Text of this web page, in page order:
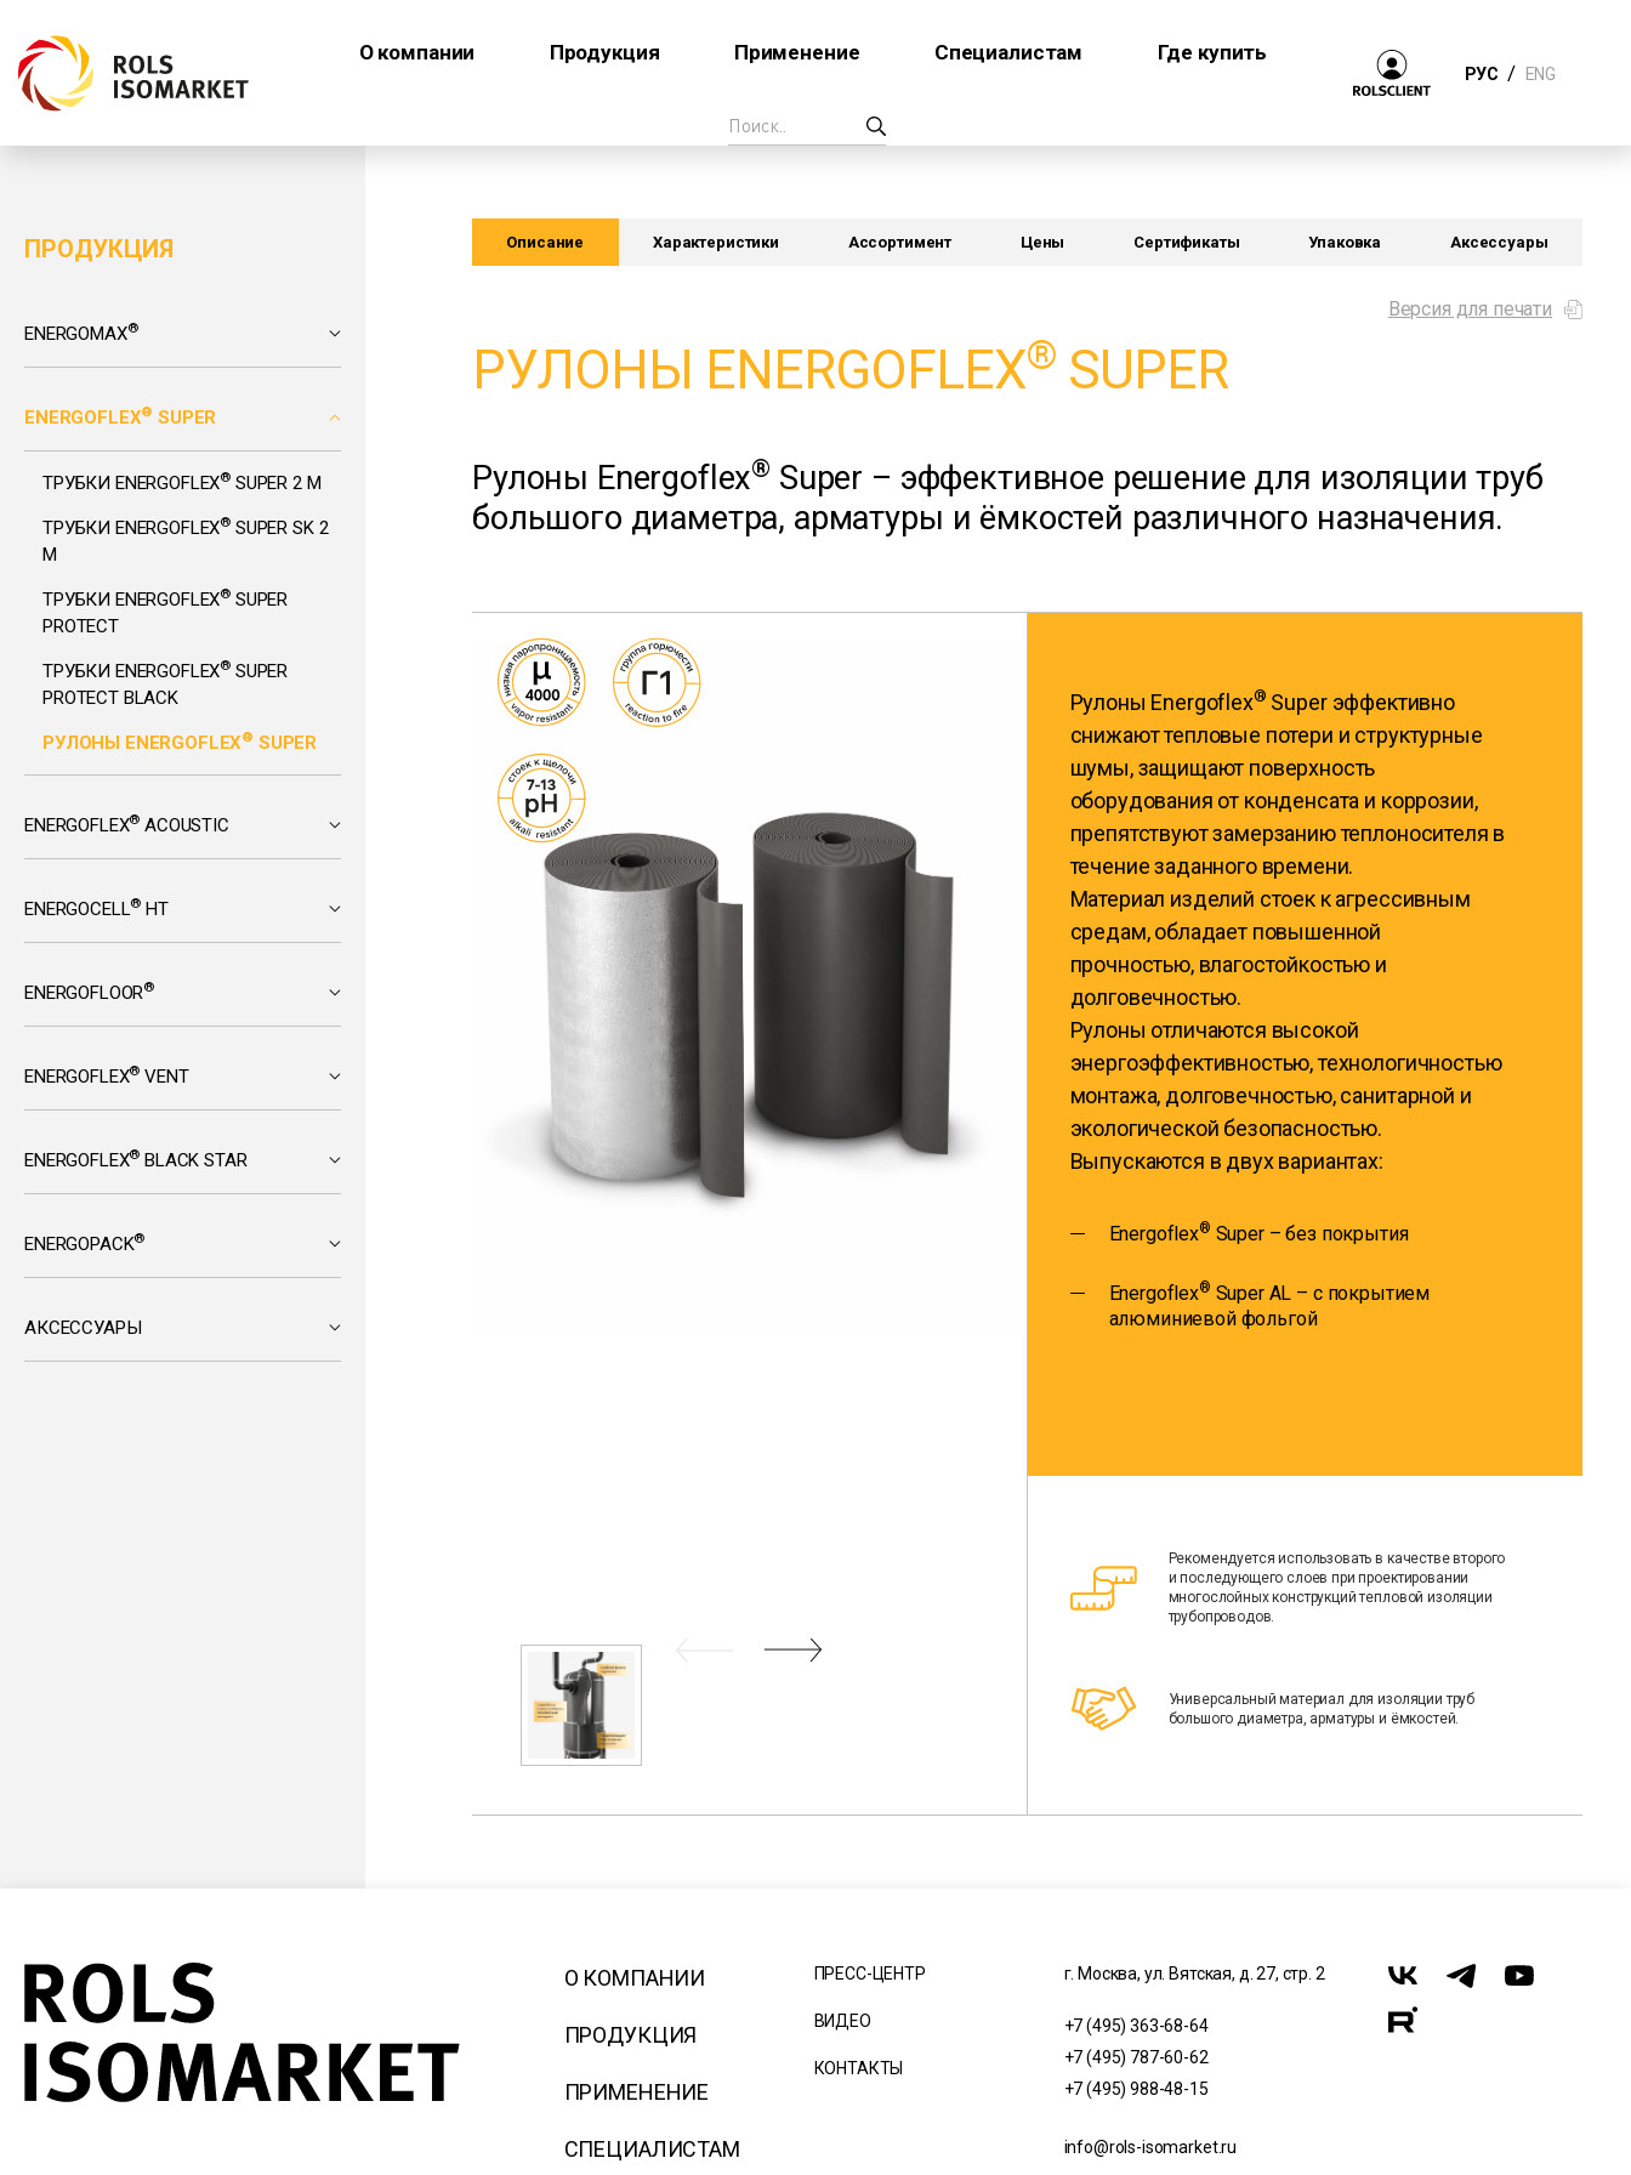
О компании Продукция Применение Специалистам Где купить
РУС / ENG
ПРОДУКЦИЯ
ENERGOMAX®
ENERGOFLEX® SUPER
ТРУБКИ ENERGOFLEX® SUPER 2 М
ТРУБКИ ENERGOFLEX® SUPER SK 2
М
ТРУБКИ ENERGOFLEX® SUPER
PROTECT
ТРУБКИ ENERGOFLEX® SUPER
PROTECT BLACK
РУЛОНЫ ENERGOFLEX® SUPER
ENERGOFLEX® ACOUSTIC
ENERGOCELL® HT
ENERGOFLOOR®
ENERGOFLEX® VENT
ENERGOFLEX® BLACK STAR
ENERGOPACK®
АКСЕССУАРЫ
Описание Характеристики Ассортимент Цены Сертификаты Упаковка Аксессуары
Версия для печати
РУЛОНЫ ENERGOFLEX® SUPER
Рулоны Energoflex® Super – эффективное решение для изоляции труб
большого диаметра, арматуры и ёмкостей различного назначения.
Рулоны Energoflex® Super эффективно
снижают тепловые потери и структурные
шумы, защищают поверхность
оборудования от конденсата и коррозии,
препятствуют замерзанию теплоносителя в
течение заданного времени.
Материал изделий стоек к агрессивным
средам, обладает повышенной
прочностью, влагостойкостью и
долговечностью.
Рулоны отличаются высокой
энергоэффективностью, технологичностью
монтажа, долговечностью, санитарной и
экологической безопасностью.
Выпускаются в двух вариантах:
Energoflex® Super – без покрытия
Energoflex® Super AL – с покрытием
алюминиевой фольгой
Рекомендуется использовать в качестве второго
и последующего слоев при проектировании
многослойных конструкций тепловой изоляции
трубопроводов.
Универсальный материал для изоляции труб
большого диаметра, арматуры и ёмкостей.
О КОМПАНИИ
ПРОДУКЦИЯ
ПРИМЕНЕНИЕ
СПЕЦИАЛИСТАМ
ПРЕСС-ЦЕНТР
ВИДЕО
КОНТАКТЫ
г. Москва, ул. Вятская, д. 27, стр. 2
+7 (495) 363-68-64
+7 (495) 787-60-62
+7 (495) 988-48-15
info@rols-isomarket.ru